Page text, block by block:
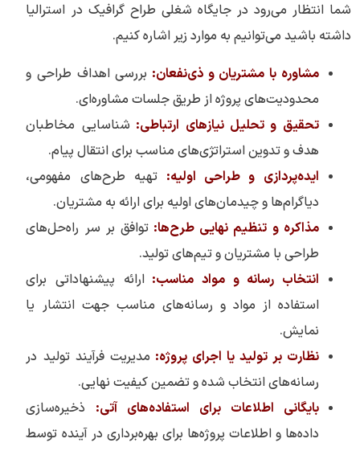
شما انتظار می‌رود در جایگاه شغلی طراح گرافیک در استرالیا
داشته باشید می‌توانیم به موارد زیر اشاره کنیم.
مشاوره با مشتریان و ذی‌نفعان: بررسی اهداف طراحی و
محدودیت‌های پروژه از طریق جلسات مشاوره‌ای.
تحقیق و تحلیل نیازهای ارتباطی: شناسایی مخاطبان
هدف و تدوین استراتژی‌های مناسب برای انتقال پیام.
ایده‌پردازی و طراحی اولیه: تهیه طرح‌های مفهومی،
دیاگرام‌ها و چیدمان‌های اولیه برای ارائه به مشتریان.
مذاکره و تنظیم نهایی طرح‌ها:توافق بر سر راه‌حل‌های
طراحی با مشتریان و تیم‌های تولید.
انتخاب رسانه و مواد مناسب:ارائه پیشنهاداتی برای
استفاده از مواد و رسانه‌های مناسب جهت انتشار یا
نمایش.
نظارت بر تولید یا اجرای پروژه: مدیریت فرآیند تولید در
رسانه‌های انتخاب شده و تضمین کیفیت نهایی.
بایگانی اطلاعات برای استفاده‌های آتی: ذخیره‌سازی
داده‌ها و اطلاعات پروژه‌ها برای بهره‌برداری در آینده توسط